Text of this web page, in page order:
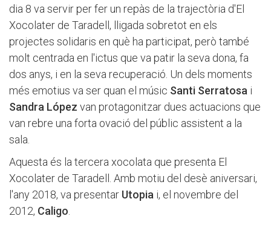
dia 8 va servir per fer un repàs de la trajectòria d'El
Xocolater de Taradell, lligada sobretot en els
projectes solidaris en què ha participat, però també
molt centrada en l'ictus que va patir la seva dona, fa
dos anys, i en la seva recuperació. Un dels moments
més emotius va ser quan el músic Santi Serratosa i
Sandra López van protagonitzar dues actuacions que
van rebre una forta ovació del públic assistent a la
sala.
Aquesta és la tercera xocolata que presenta El
Xocolater de Taradell. Amb motiu del desè aniversari,
l'any 2018, va presentar Utopia i, el novembre del
2012, Caligo.